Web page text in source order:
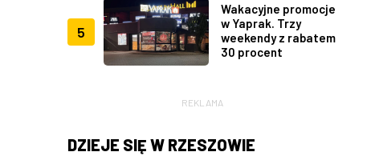
5
Wakacyjne promocje
w Yaprak. Trzy
weekendy z rabatem
30 procent
REKLAMA
DZIEJE SIĘ W RZESZOWIE